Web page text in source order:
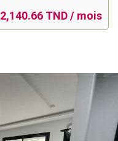
2,140.66 TND / mois